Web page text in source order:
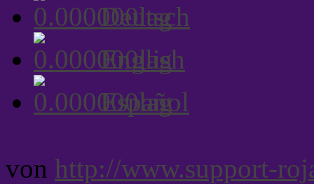
Deutsch
English
Español
von http://www.support-